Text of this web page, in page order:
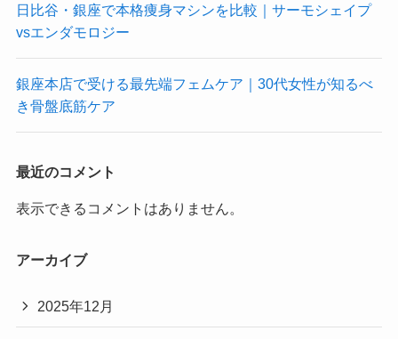
日比谷・銀座で本格痩身マシンを比較｜サーモシェイプ
vsエンダモロジー
銀座本店で受ける最先端フェムケア｜30代女性が知るべ
き骨盤底筋ケア
最近のコメント
表示できるコメントはありません。
アーカイブ
2025年12月